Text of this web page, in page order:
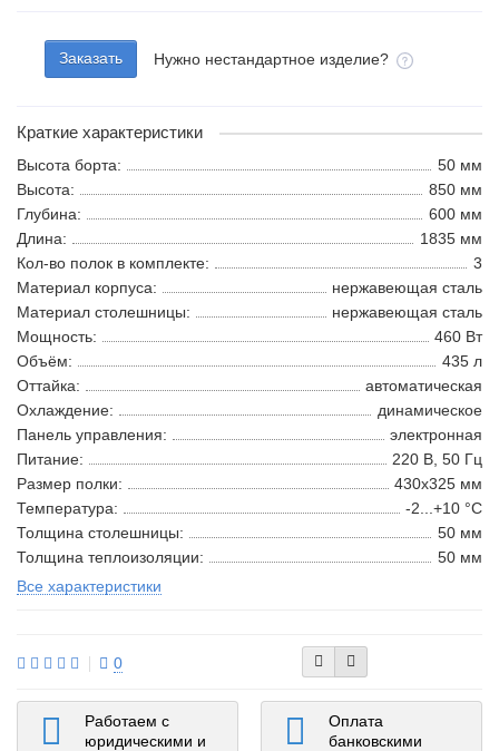
Заказать Нужно нестандартное изделие?
Краткие характеристики
Высота борта:
50 мм
Высота:
850 мм
Глубина:
600 мм
Длина:
1835 мм
Кол-во полок в комплекте:
3
Материал корпуса:
нержавеющая сталь
Материал столешницы:
нержавеющая сталь
Мощность:
460 Вт
Объём:
435 л
Оттайка:
автоматическая
Охлаждение:
динамическое
Панель управления:
электронная
Питание:
220 В, 50 Гц
Размер полки:
430х325 мм
Температура:
-2...+10 °С
Толщина столешницы:
50 мм
Толщина теплоизоляции:
50 мм
Все характеристики
0
Работаем с
юридическими и
Оплата
банковскими